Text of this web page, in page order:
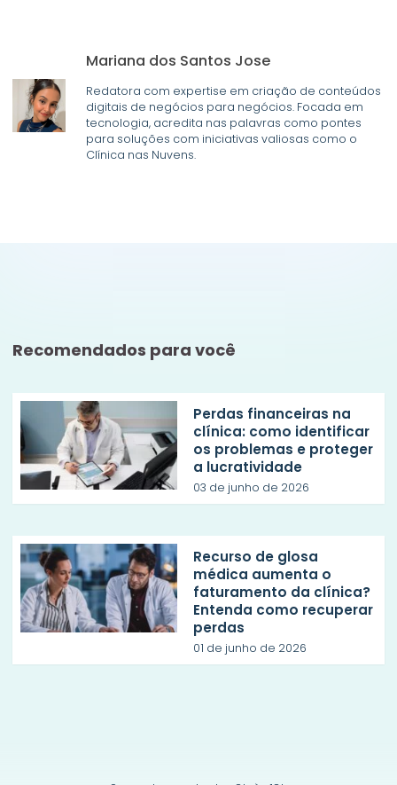
Mariana dos Santos Jose
Redatora com expertise em criação de conteúdos
digitais de negócios para negócios. Focada em
tecnologia, acredita nas palavras como pontes
para soluções com iniciativas valiosas como o
Clínica nas Nuvens.
Recomendados para você
Perdas financeiras na
clínica: como identificar
os problemas e proteger
a lucratividade
03 de junho de 2026
Recurso de glosa
médica aumenta o
faturamento da clínica?
Entenda como recuperar
perdas
01 de junho de 2026